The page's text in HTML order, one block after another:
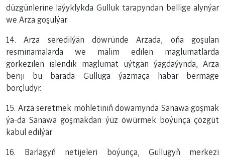
düzgünlerine laýyklykda Gulluk tarapyndan bellige alynýar
we Arza goşulýar.
14. Arza seredilýän döwründe Arzada, oňa goşulan
resminamalarda we mälim edilen maglumatlarda
görkezilen islendik maglumat üýtgän ýagdaýynda, Arza
beriji bu barada Gulluga ýazmaça habar bermäge
borçludyr.
15. Arza seretmek möhletiniň dowamynda Sanawa goşmak
ýa-da Sanawa goşmakdan ýüz öwürmek boýunça çözgüt
kabul edilýär.
16. Barlagyň netijeleri boýunça, Gullugyň merkezi